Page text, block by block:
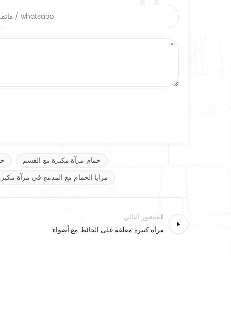
حمام مرآة مكبرة مع القسم
مرايا الحمام مع المدمج في مرآة
المنشور التالي
مرآة كبيرة معلقة على الحائط مع أضواء